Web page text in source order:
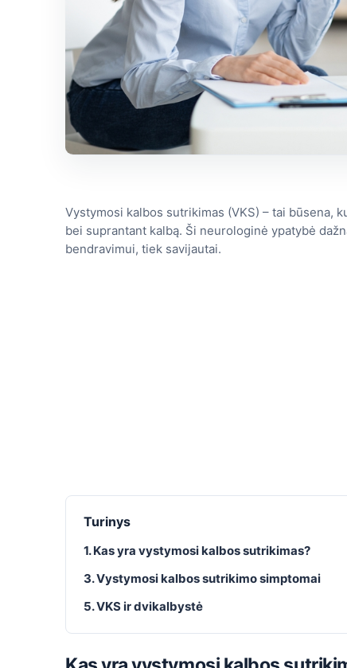
Vystymosi kalbos sutrikimas (VKS) – tai būsena,
bei suprantant kalbą. Ši neurologinė ypatybė
bendravimui, tiek savijautai.
Turinys
1. Kas yra vystymosi kalbos sutrikimas?
3. Vystymosi kalbos sutrikimo simptomai
5. VKS ir dvikalbystė